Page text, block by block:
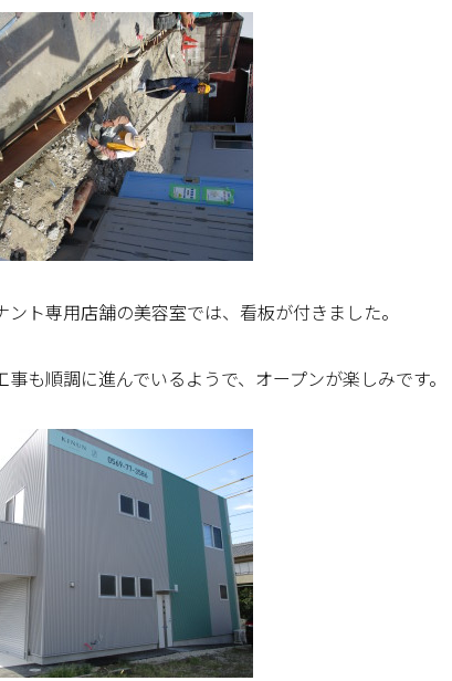
ント専用店舗の美容室では、看板が付きました。
事も順調に進んでいるようで、オープンが楽しみです。